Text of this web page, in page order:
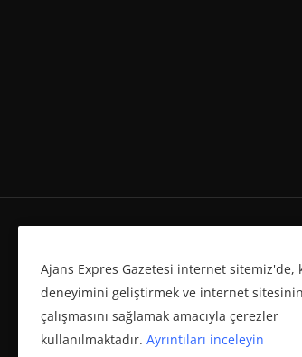
Ajans Expres Gazetesi Copyright © Her
Eserleri Kanunu'na %100 uygun olarak
yeniden yayımı ve herhangi bir
politikasına bağlı olarak önceden yazılı
Ajans Expres Gazetesi internet sitemiz'de,
deneyimini geliştirmek ve internet
çalışmasını sağlamak amacıyla çerezler
kullanılmaktadır. Ayrıntıları inceleyin